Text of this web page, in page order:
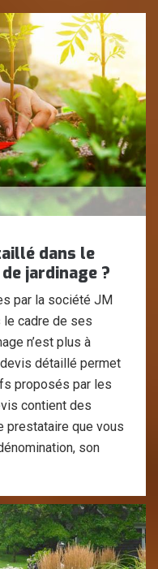
dans le
jardinage ?
par la société JM
le cadre de ses
n’est plus à
devis détaillé permet
proposés par les
contient des
prestataire que vous
son